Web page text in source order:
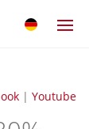
| Youtube